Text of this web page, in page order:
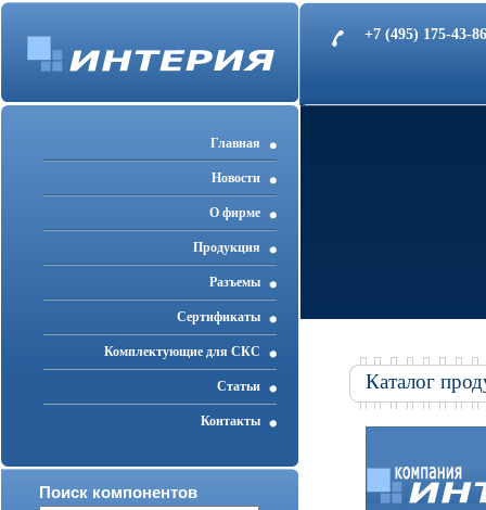
+7 (495) 175-43-
Главная
Новости
О фирме
Продукция
Разъемы
Cертификаты
Комплектующие для СКС
Статьи
Контакты
Поиск компонентов
Каталог